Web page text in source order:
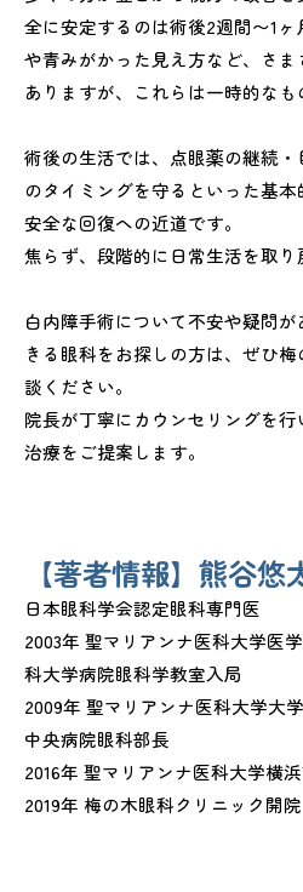
全に安定するのは術後2週間〜1
や青みがかった見え方など、さ
ありますが、これらは一時的なも
術後の生活では、点眼薬の継続
のタイミングを守るといった基本
安全な回復への近道です。
焦らず、段階的に日常生活を取り
白内障手術について不安や疑問
きる眼科をお探しの方は、ぜひ
談ください。
院長が丁寧にカウンセリングを
治療をご提案します。
【著者情報】熊谷悠
日本眼科学会認定眼科専門医
2003年 聖マリアンナ医科大学医
科大学病院眼科学教室入局
2009年 聖マリアンナ医科大学大
中央病院眼科部長
2016年 聖マリアンナ医科大学横
2019年 梅の木眼科クリニック開院